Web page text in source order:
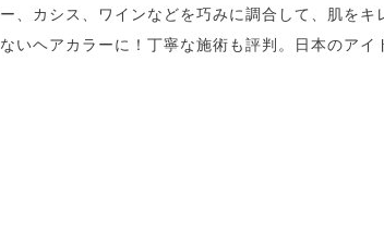
ー、カシス、ワインなどを巧みに調合して、肌をキ
ないヘアカラーに！丁寧な施術も評判。日本のアイ